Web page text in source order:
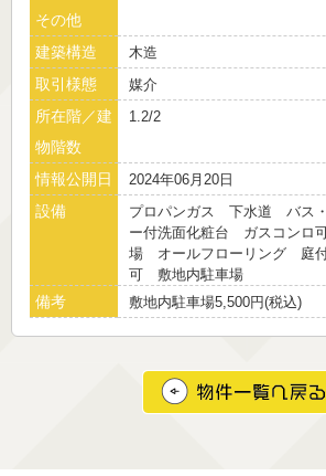
その他
建築構造 木造
取引様態 媒介
所在階／建
物階数
1.2/2
情報公開日 2024年06月20日
設備
プロパンガス 下水道 バス
ー付洗面化粧台 ガスコンロ
場 オールフローリング 庭
可 敷地内駐車場
備考 敷地内駐車場5,500円(税込)